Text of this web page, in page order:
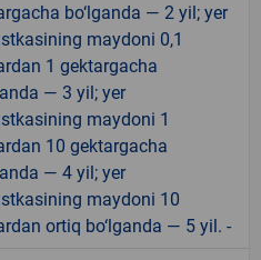
bo‘lganda — 2 yil; yer
maydoni 0,1
1 gektargacha
— 3 yil; yer
maydoni 1
10 gektargacha
— 4 yil; yer
maydoni 10
ortiq bo‘lganda — 5 yil. -